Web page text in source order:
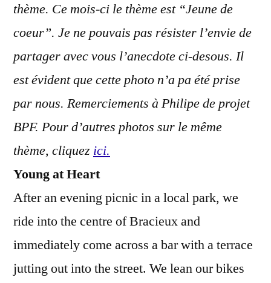
thème. Ce mois-ci le thème est “Jeune de
coeur”. Je ne pouvais pas résister l’envie de
partager avec vous l’anecdote ci-desous. Il
est évident que cette photo n’a pa été prise
par nous. Remerciements à Philipe de projet
BPF. Pour d’autres photos sur le même
thème, cliquez ici.
Young at Heart
After an evening picnic in a local park, we
ride into the centre of Bracieux and
immediately come across a bar with a terrace
jutting out into the street. We lean our bikes